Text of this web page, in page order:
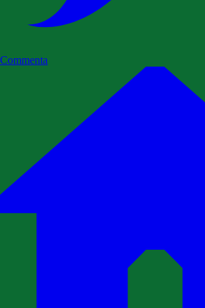
Commenta